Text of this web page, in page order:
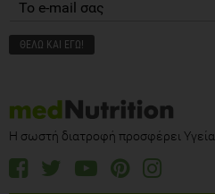
Η σωστή διατροφή προσφέρει Υγεία